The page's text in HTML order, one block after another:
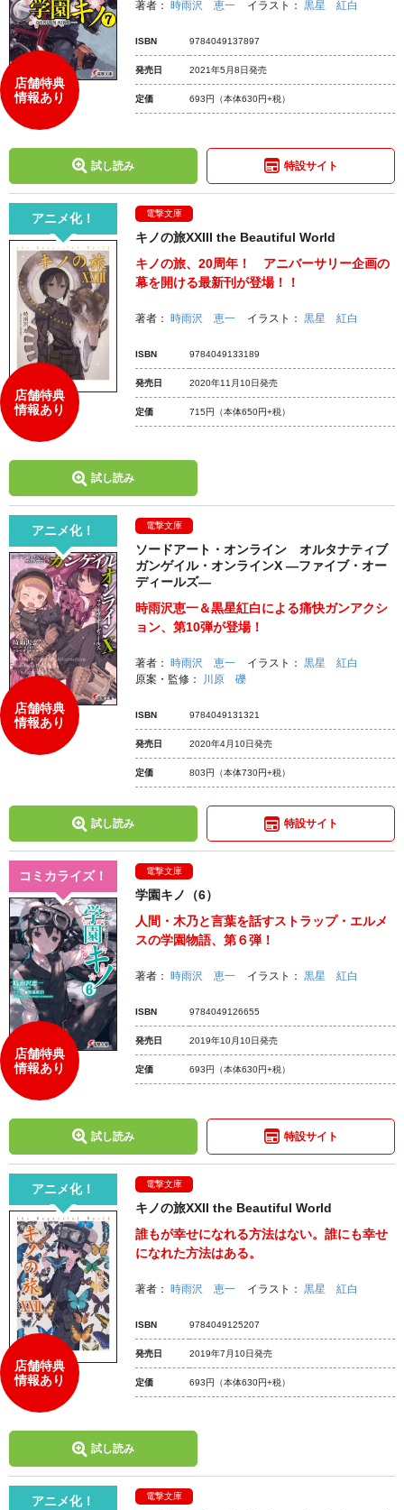
店舗特典
情報あり
著者： 時雨沢 恵一 イラスト： 黒星 紅白
ISBN 9784049137897
発売日 2021年5月8日発売
定価 693円 （本体630円+税）
試し読み 特設サイト
アニメ化！
店舗特典
情報あり
電撃文庫
キノの旅XXIII the Beautiful World
キノの旅、20周年！ アニバーサリー企画の
幕を開ける最新刊が登場！！
著者： 時雨沢 恵一 イラスト： 黒星 紅白
ISBN 9784049133189
発売日 2020年11月10日発売
定価 715円 （本体650円+税）
試し読み
アニメ化！
店舗特典
情報あり
電撃文庫
ソードアート・オンライン オルタナティブ
ガンゲイル・オンラインX ―ファイブ・オー
ディールズ―
時雨沢恵一＆黒星紅白による痛快ガンアクシ
ョン、第10弾が登場！
著者： 時雨沢 恵一 イラスト： 黒星 紅白
原案・監修：
川原 礫
ISBN 9784049131321
発売日 2020年4月10日発売
定価 803円 （本体730円+税）
試し読み 特設サイト
コミカライズ！
店舗特典
情報あり
電撃文庫
学園キノ（6）
人間・木乃と言葉を話すストラップ・エルメ
スの学園物語、第６弾！
著者： 時雨沢 恵一 イラスト： 黒星 紅白
ISBN 9784049126655
発売日 2019年10月10日発売
定価 693円 （本体630円+税）
試し読み 特設サイト
アニメ化！
店舗特典
情報あり
電撃文庫
キノの旅XXII the Beautiful World
誰もが幸せになれる方法はない。誰にも幸せ
になれた方法はある。
著者： 時雨沢 恵一 イラスト： 黒星 紅白
ISBN 9784049125207
発売日 2019年7月10日発売
定価 693円 （本体630円+税）
試し読み
アニメ化！ 電撃文庫